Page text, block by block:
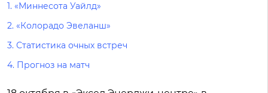
1. «Миннесота Уайлд»
2. «Колорадо Эвеланш»
3. Статистика очных встреч
4. Прогноз на матч